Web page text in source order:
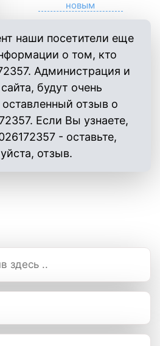
наши посетители еще
о том, кто
Администрация и
будут очень
отзыв о
Если Вы узнаете,
- оставьте,
отзыв.